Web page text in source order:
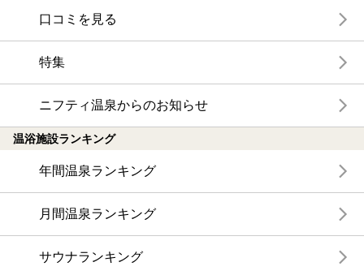
口コミを見る
特集
ニフティ温泉からのお知らせ
温浴施設ランキング
年間温泉ランキング
月間温泉ランキング
サウナランキング